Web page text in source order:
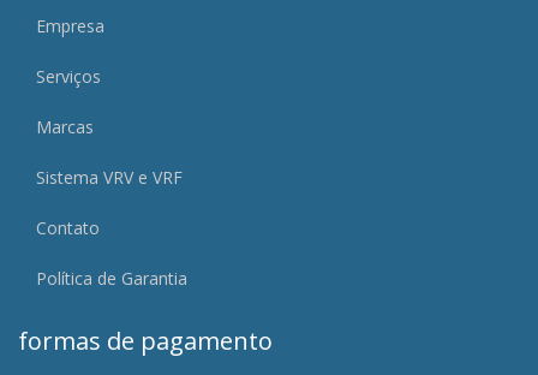
Empresa
Serviços
Marcas
Sistema VRV e VRF
Contato
Política de Garantia
formas de pagamento